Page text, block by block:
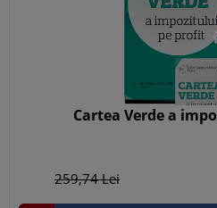
Cartea Verde a
259,74Lei